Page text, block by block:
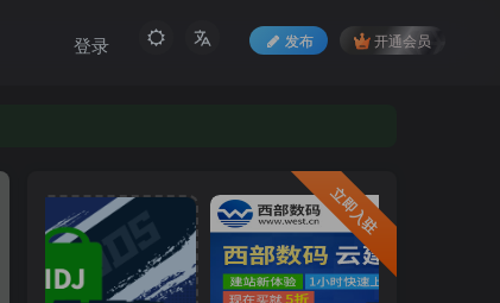
发布 开通会员
登录
立即入驻